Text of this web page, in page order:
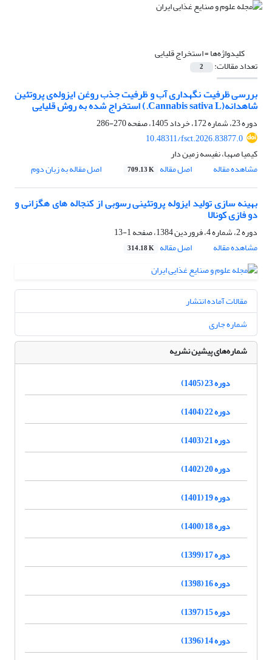
کلیدواژه‌ها =استخراج قلیایی
تعداد مقالات: 2
بررسی ‌ظرفیت نگهداری آب و ظرفیت جذب روغن ایزوله‌ی پروتئین
شاهدانه(Cannabis sativa L.) استخراج شده به روش قلیایی
دوره 23، شماره 172، خرداد 1405، صفحه
270-286
10.48311/fsct.2026.83877.0
کیمیا صهبا، نفیسه زمین دار
مشاهده مقاله
اصل مقاله 709.13 K اصل مقاله به زبان دوم
بهینه سازی تولید ایزوله پروتئینی رسوبی از کنجاله های هگزانی و
دو فازی کونالا
دوره 2، شماره 4، فروردین 1384، صفحه
1-13
مشاهده مقاله
اصل مقاله 314.18 K
مقالات آماده انتشار
شماره جاری
شماره‌های پیشین نشریه
دوره 23 (1405)
دوره 22 (1404)
دوره 21 (1403)
دوره 20 (1402)
دوره 19 (1401)
دوره 18 (1400)
دوره 17 (1399)
دوره 16 (1398)
دوره 15 (1397)
دوره 14 (1396)